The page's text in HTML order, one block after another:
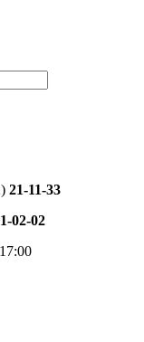
21-11-33
02-02